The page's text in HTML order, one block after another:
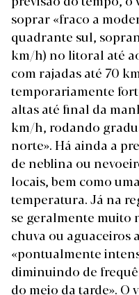
soprar «fraco a
quadrante sul,
km/h) no litoral até
com rajadas até 70
temporariamente
altas até final da
km/h, rodando
norte». Há ainda a
de neblina ou
locais, bem como
temperatura. Já na
se geralmente muito
chuva ou
«pontualmente
diminuindo de
do meio da tarde». O